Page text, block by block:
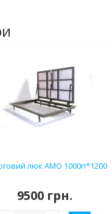
люк АМО 1000п*1200
9500 грн.